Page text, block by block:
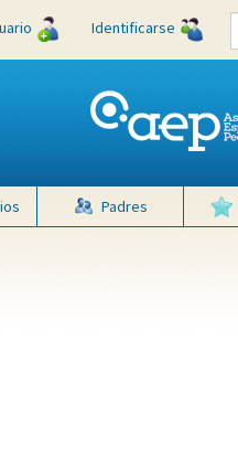
Identificarse
Padres